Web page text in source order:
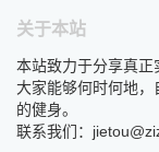
关于本站
本站致力于分享真正
大家能够何时何地，
的健身。
联系我们：